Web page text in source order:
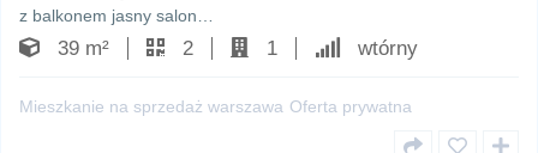
z balkonem jasny salon…
39 m² 2 1 wtórny
Mieszkanie na sprzedaż warszawa Oferta prywatna